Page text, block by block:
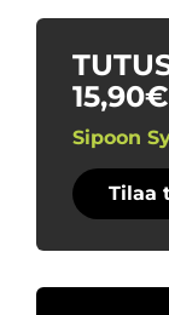
15,90€
Sipoon
Tilaa